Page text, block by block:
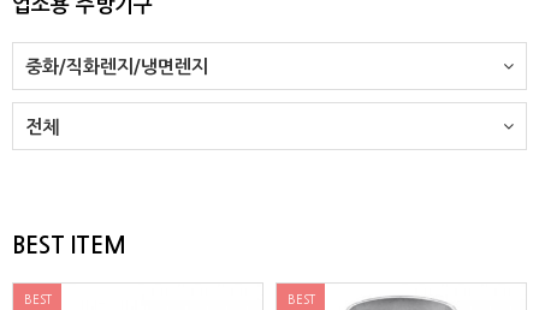
업소용 주방기구
중화/직화렌지/냉면렌지
전체
BEST ITEM
BEST
BEST